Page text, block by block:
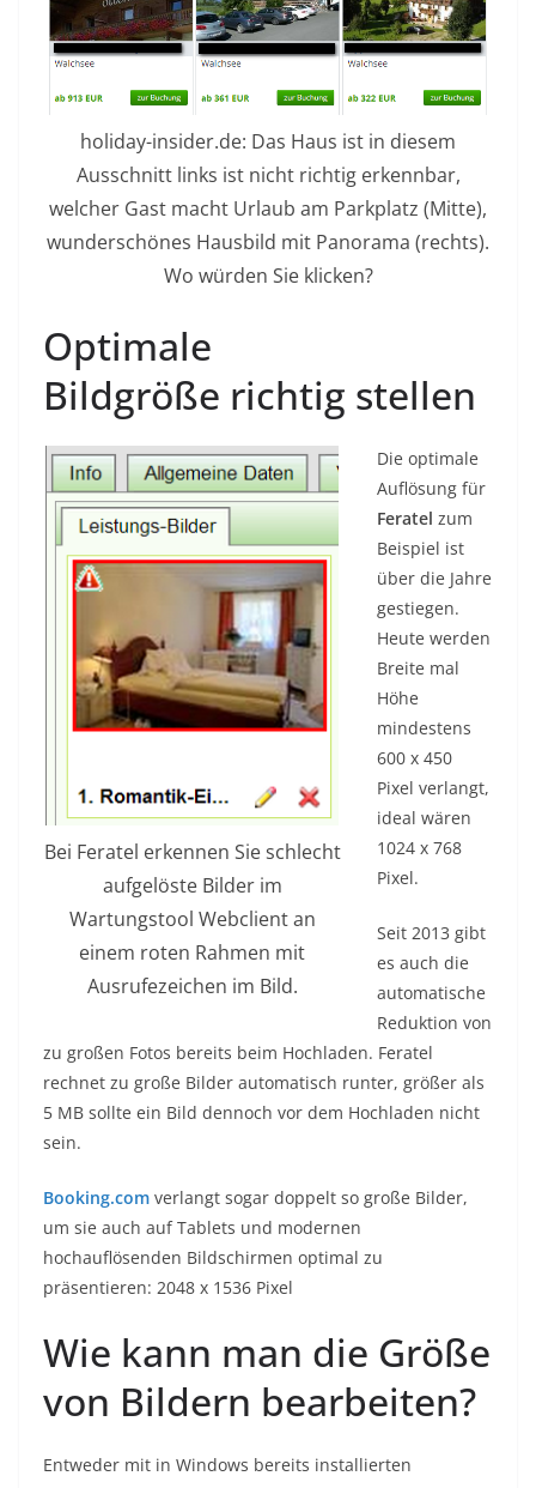
holiday-insider.de: Das Haus ist in diesem
Ausschnitt links ist nicht richtig erkennbar,
welcher Gast macht Urlaub am Parkplatz (Mitte),
wunderschönes Hausbild mit Panorama (rechts).
Wo würden Sie klicken?
Optimale
Bildgröße richtig stellen
Bei Feratel erkennen Sie schlecht
aufgelöste Bilder im
Wartungstool Webclient an
einem roten Rahmen mit
Ausrufezeichen im Bild.
Die optimale
Auflösung für
Feratel zum
Beispiel ist
über die Jahre
gestiegen.
Heute werden
Breite mal
Höhe
mindestens
600 x 450
Pixel verlangt,
ideal wären
1024 x 768
Pixel.
Seit 2013 gibt
es auch die
automatische
Reduktion von
zu großen Fotos bereits beim Hochladen. Feratel
rechnet zu große Bilder automatisch runter, größer als
5 MB sollte ein Bild dennoch vor dem Hochladen nicht
sein.
Booking.com verlangt sogar doppelt so große Bilder,
um sie auch auf Tablets und modernen
hochauflösenden Bildschirmen optimal zu
präsentieren: 2048 x 1536 Pixel
Wie kann man die Größe
von Bildern bearbeiten?
Entweder mit in Windows bereits installierten